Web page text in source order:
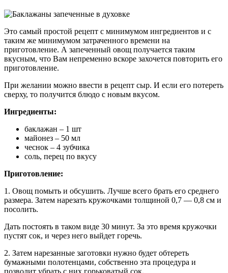
Это самый простой рецепт с минимумом ингредиентов и с
таким же минимумом затраченного времени на
приготовление. А запеченный овощ получается таким
вкусным, что Вам непременно вскоре захочется повторить его
приготовление.
При желании можно ввести в рецепт сыр. И если его потереть
сверху, то получится блюдо с новым вкусом.
Ингредиенты:
баклажан – 1 шт
майонез – 50 мл
чеснок – 4 зубчика
соль, перец по вкусу
Приготовление:
1. Овощ помыть и обсушить. Лучше всего брать его среднего
размера. Затем нарезать кружочками толщиной 0,7 — 0,8 см и
посолить.
Дать постоять в таком виде 30 минут. За это время кружочки
пустят сок, и через него выйдет горечь.
2. Затем нарезанные заготовки нужно будет обтереть
бумажными полотенцами, собственно эта процедура и